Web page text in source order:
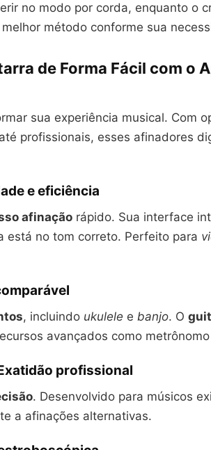
no modo por corda, enquanto o
método conforme sua
de Forma Fácil com o
sua experiência musical. Com
profissionais, esses afinadores
e eficiência
afinação rápido. Sua interface
está no tom correto. Perfeito para
, incluindo ukulele e banjo. O
avançados como
profissional
. Desenvolvido para músicos
a afinações alternativas.